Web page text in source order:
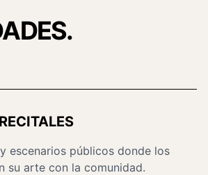
escenarios públicos donde los
su arte con la comunidad.